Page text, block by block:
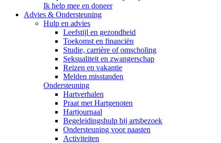
Ik help mee en doneer
Advies & Ondersteuning
Hulp en advies
Leefstijl en gezondheid
Toekomst en financiën
Studie, carrière of omscholing
Seksualiteit en zwangerschap
Reizen en vakantie
Melden misstanden
Ondersteuning
Hartverhalen
Praat met Hartgenoten
Hartjournaal
Begeleidingshulp bij artsbezoek
Ondersteuning voor naasten
Activiteiten